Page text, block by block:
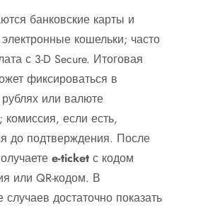
банковские карты и
кошельки; часто
с 3-D Secure. Итоговая
фиксироваться в
рублях или валюте
комиссия, если есть,
до подтверждения. После
e-ticket с кодом
или QR-кодом. В
достаточно показать